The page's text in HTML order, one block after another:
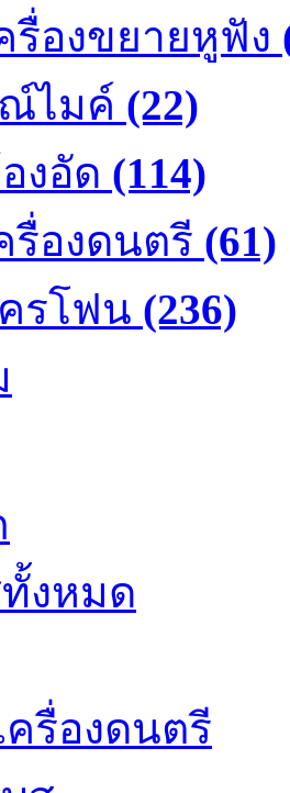
รื่องขยายหูฟัง
ไมค์ (22)
งอัด (114)
รื่องดนตรี (61)
รโฟน (236)
งหมด
รื่องดนตรี